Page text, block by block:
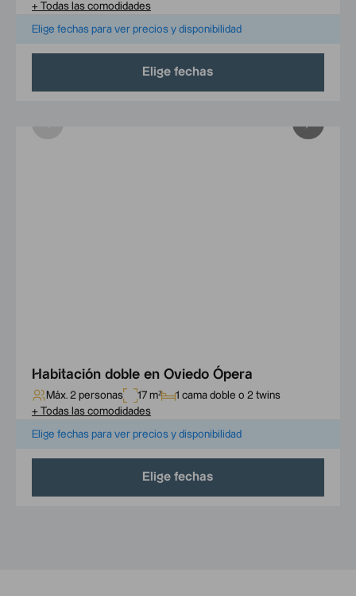
+ Todas las comodidades
Elige fechas para ver precios y disponibilidad
Elige fechas
Habitación doble en Oviedo Ópera
Máx. 2 personas 17 m²
1 cama doble o 2 twins
+ Todas las comodidades
Elige fechas para ver precios y disponibilidad
Elige fechas